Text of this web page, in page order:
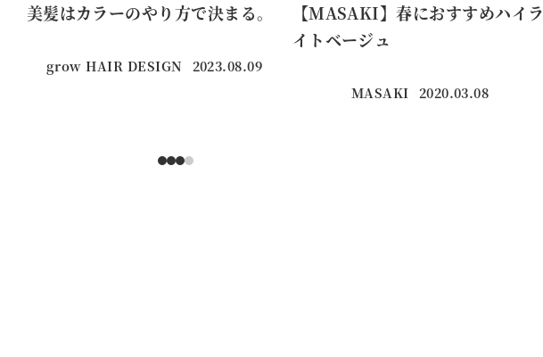
美髪はカラーのやり方で決まる。
grow HAIR DESIGN 投稿日
2023.08.09
【MASAKI】春におすすめハイラ
イトベージュ
MASAKI 投稿日
2020.03.08